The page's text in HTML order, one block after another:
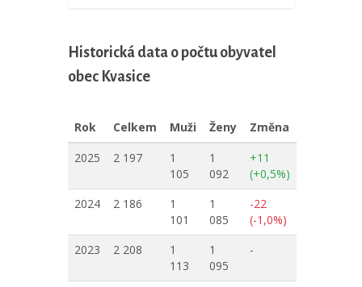
Historická data o počtu obyvatel
obec Kvasice
Rok Celkem Muži Ženy
Změna
2025
2 197
1
105
1
092
+11
(+0,5%)
2024
2 186
1
101
1
085
-22
(-1,0%)
2023
2 208
1
113
1
095
-